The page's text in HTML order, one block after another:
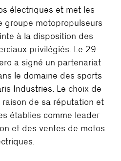
électriques et met les
groupe motopropulseurs
à la disposition des
privilégiés. Le 29
a signé un partenariat
le domaine des sports
Industries. Le choix de
de sa réputation et
établies comme leader
et des ventes de motos